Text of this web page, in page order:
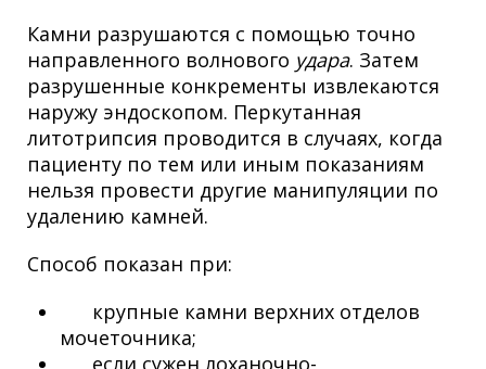
Камни разрушаются с помощью точно
направленного волнового удара. Затем
разрушенные конкременты извлекаются
наружу эндоскопом. Перкутанная
литотрипсия проводится в случаях, когда
пациенту по тем или иным показаниям
нельзя провести другие манипуляции по
удалению камней.
Способ показан при:
крупные камни верхних отделов
мочеточника;
если сужен лоханочно-